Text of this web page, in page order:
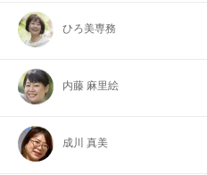
ひろ美専務
内藤 麻里絵
成川 真美